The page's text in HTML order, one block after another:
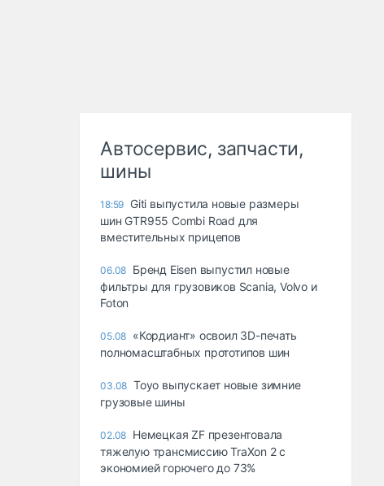
Автосервис, запчасти,
шины
18:59 Giti выпустила новые размеры
шин GTR955 Combi Road для
вместительных прицепов
06.08 Бренд Eisen выпустил новые
фильтры для грузовиков Scania, Volvo и
Foton
05.08 «Кордиант» освоил 3D-печать
полномасштабных прототипов шин
03.08 Toyo выпускает новые зимние
грузовые шины
02.08 Немецкая ZF презентовала
тяжелую трансмиссию TraXon 2 с
экономией горючего до 73%